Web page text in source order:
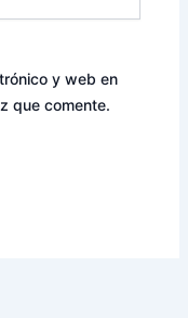
y web en
que comente.